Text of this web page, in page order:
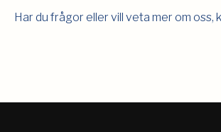
Har du frågor eller vill veta mer om oss,